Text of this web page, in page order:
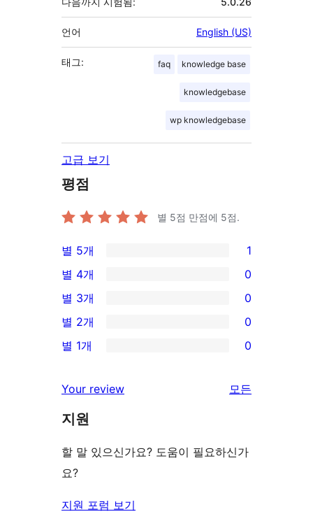
언어 English (US)
태그: faq knowledge base
knowledgebase
wp knowledgebase
고급 보기
평점
별 5점 만점에 5점.
1/5-
별
점
후
기
별 5개 1
0/4-
별
점
후
별 4개 0
0/3-
별
점
기
별 3개 0
0/2-
별
후
기
별 2개 0
0/1-
점
후
별 1개 0
Your review 모든
지원
할 말 있으신가요? 도움이 필요하신가
요?
지원 포럼 보기